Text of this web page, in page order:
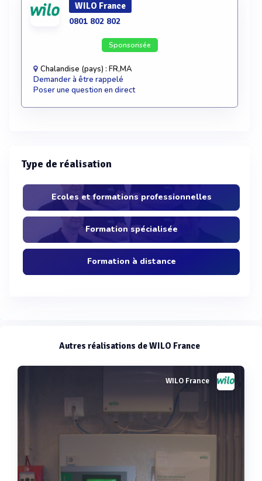
WILO France
0801 802 802
Sponsorisée
Chalandise (pays) : FR,MA
Demander à être rappelé
Poser une question en direct
Type de réalisation
Ecoles et formations professionnelles
Formation spécialisée
Formation à distance
Autres réalisations de WILO France
WILO France